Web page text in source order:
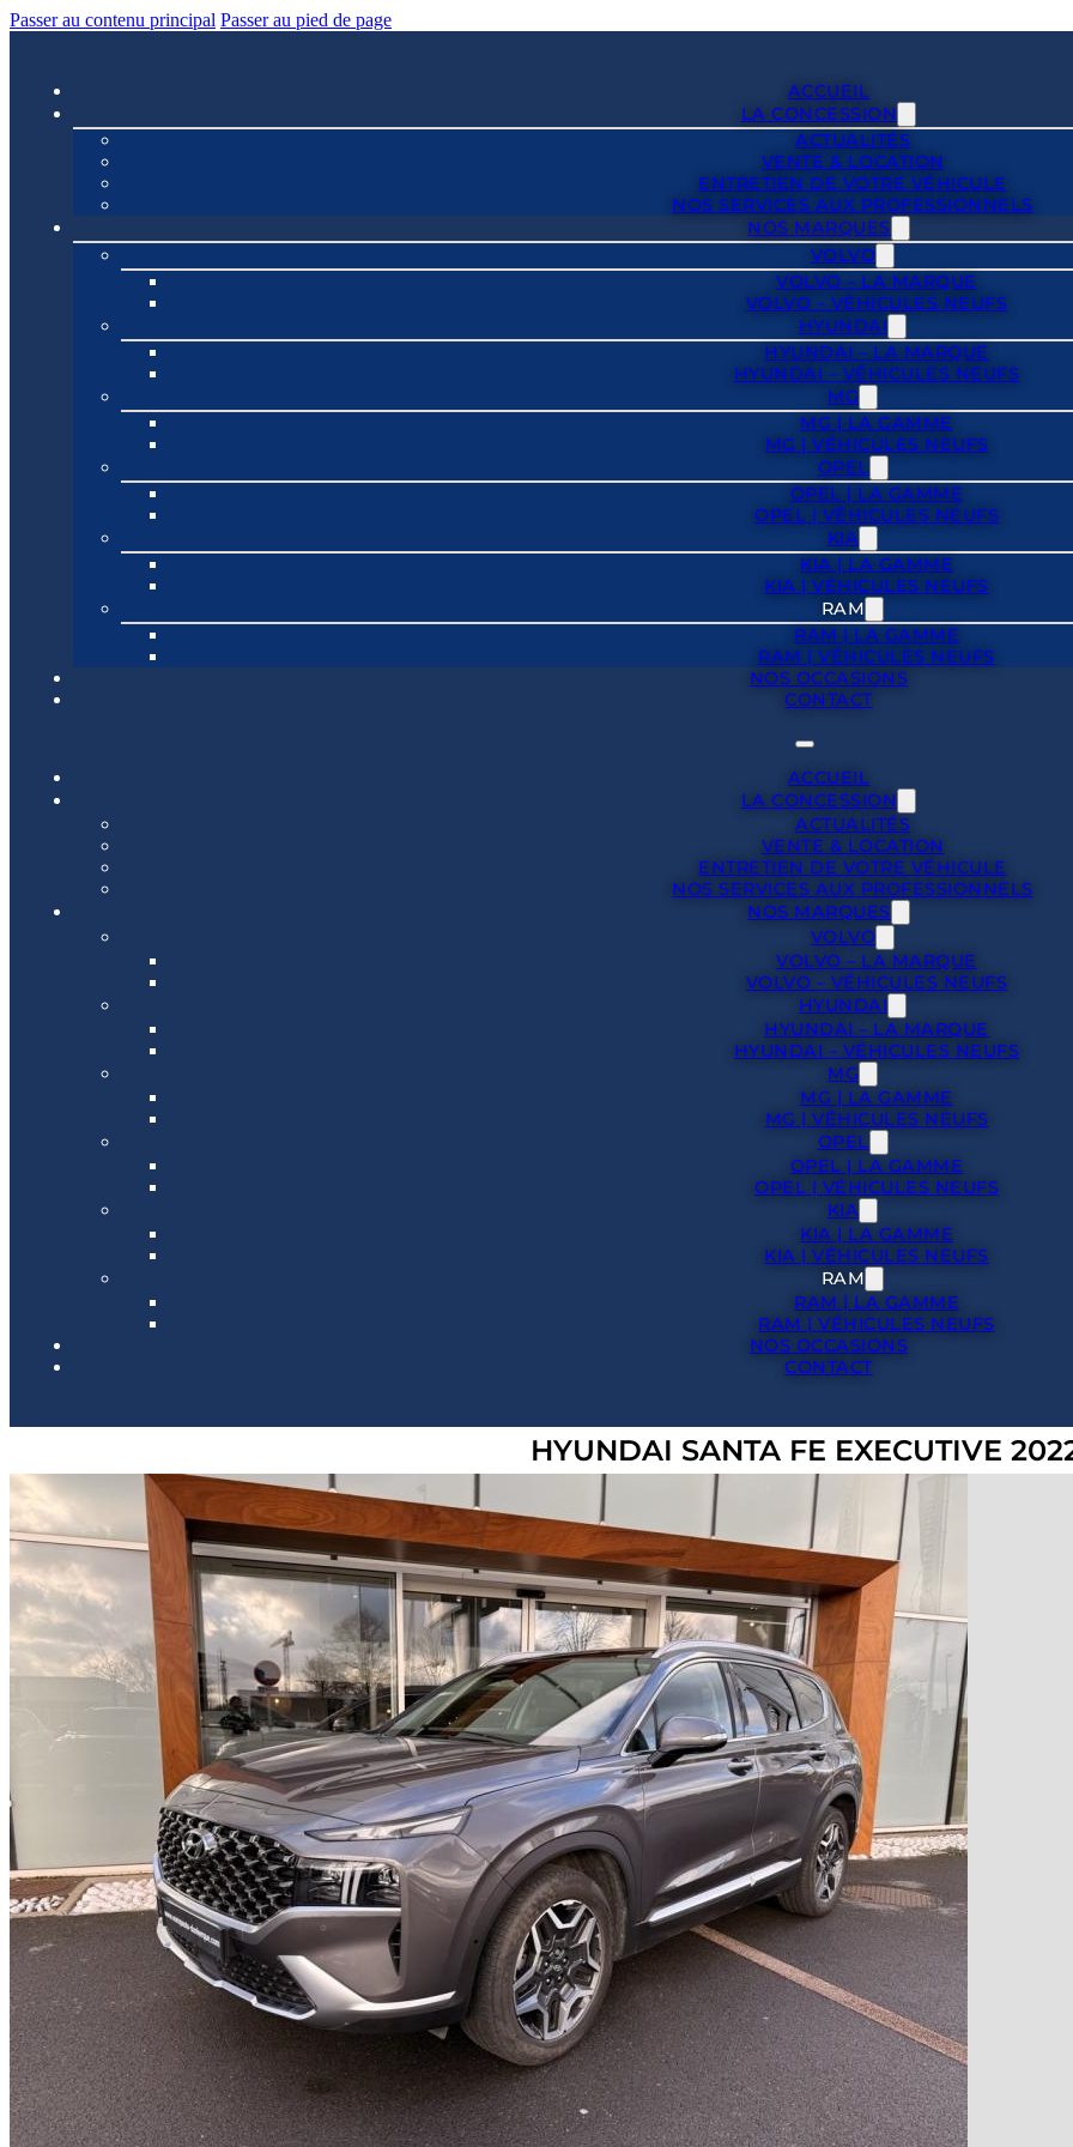
Passer au contenu principal Passer au pied de page
ACCUEIL
LA CONCESSION
ACTUALITÉS
VENTE & LOCATION
ENTRETIEN DE VOTRE VÉHICULE
NOS SERVICES AUX PROFESSIONNELS
NOS MARQUES
VOLVO
VOLVO – LA MARQUE
VOLVO – VÉHICULES NEUFS
HYUNDAI
HYUNDAI – LA MARQUE
HYUNDAI – VÉHICULES NEUFS
MG
MG | LA GAMME
MG | VÉHICULES NEUFS
OPEL
OPEL | LA GAMME
OPEL | VÉHICULES NEUFS
KIA
KIA | LA GAMME
KIA | VÉHICULES NEUFS
RAM
RAM | LA GAMME
RAM | VÉHICULES NEUFS
NOS OCCASIONS
CONTACT
ACCUEIL
LA CONCESSION
ACTUALITÉS
VENTE & LOCATION
ENTRETIEN DE VOTRE VÉHICULE
NOS SERVICES AUX PROFESSIONNELS
NOS MARQUES
VOLVO
VOLVO – LA MARQUE
VOLVO – VÉHICULES NEUFS
HYUNDAI
HYUNDAI – LA MARQUE
HYUNDAI – VÉHICULES NEUFS
MG
MG | LA GAMME
MG | VÉHICULES NEUFS
OPEL
OPEL | LA GAMME
OPEL | VÉHICULES NEUFS
KIA
KIA | LA GAMME
KIA | VÉHICULES NEUFS
RAM
RAM | LA GAMME
RAM | VÉHICULES NEUFS
NOS OCCASIONS
CONTACT
HYUNDAI SANTA FE EXECUTIVE